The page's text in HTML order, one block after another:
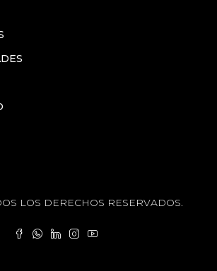
LOS DERECHOS RESERVADOS.